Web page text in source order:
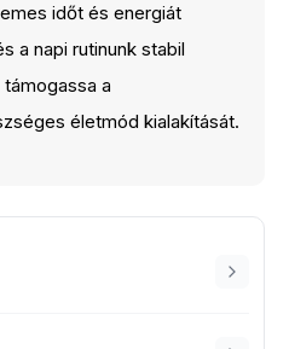
időt és energiát
a napi rutinunk stabil
a
életmód kialakítását.